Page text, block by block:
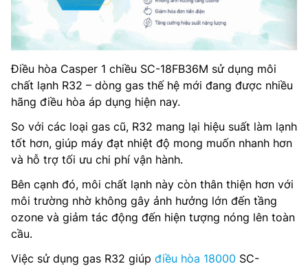
Điều hòa Casper 1 chiều SC-18FB36M sử dụng môi
chất lạnh R32 – dòng gas thế hệ mới đang được nhiều
hãng điều hòa áp dụng hiện nay.
So với các loại gas cũ, R32 mang lại hiệu suất làm lạnh
tốt hơn, giúp máy đạt nhiệt độ mong muốn nhanh hơn
và hỗ trợ tối ưu chi phí vận hành.
Bên cạnh đó, môi chất lạnh này còn thân thiện hơn với
môi trường nhờ không gây ảnh hưởng lớn đến tầng
ozone và giảm tác động đến hiện tượng nóng lên toàn
cầu.
Việc sử dụng gas R32 giúp điều hòa 18000 SC-